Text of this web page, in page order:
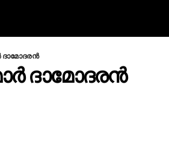
ദാമോദരൻ